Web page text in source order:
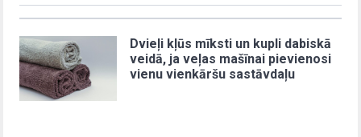
Dvieļi kļūs mīksti un kupli dabiskā
veidā, ja veļas mašīnai pievienosi
vienu vienkāršu sastāvdaļu